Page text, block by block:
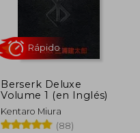
Berserk Deluxe
Volume 1 (en Inglés)
Kentaro Miura
(88)